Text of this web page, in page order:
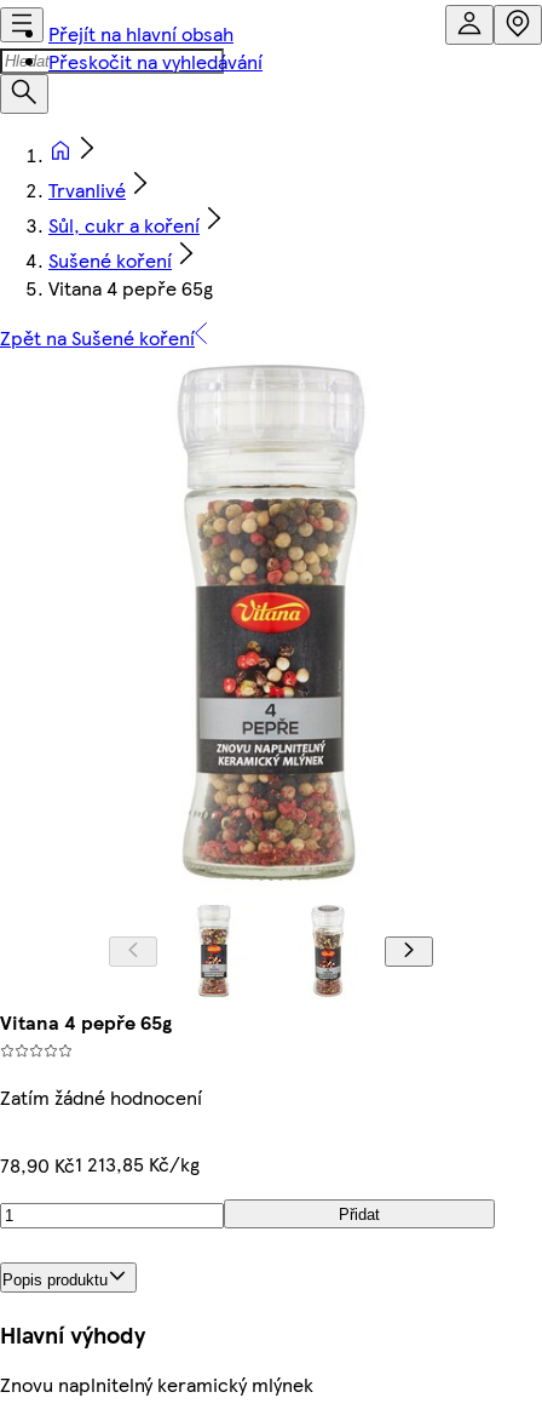
Přejít na hlavní obsah
Přeskočit na vyhledávání
Trvanlivé
Sůl, cukr a koření
Sušené koření
Vitana 4 pepře 65g
Zpět na Sušené koření
Vitana 4 pepře 65g
Zatím žádné hodnocení
78,90 Kč1 213,85 Kč/kg
Přidat
Popis produktu
Hlavní výhody
Znovu naplnitelný keramický mlýnek